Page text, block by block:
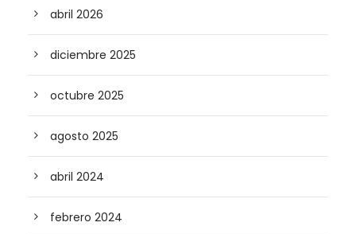
abril 2026
diciembre 2025
octubre 2025
agosto 2025
abril 2024
febrero 2024